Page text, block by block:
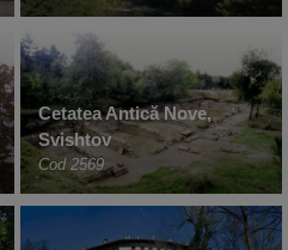
Cetatea Antică Nove,
Svishtov
Cod 2569